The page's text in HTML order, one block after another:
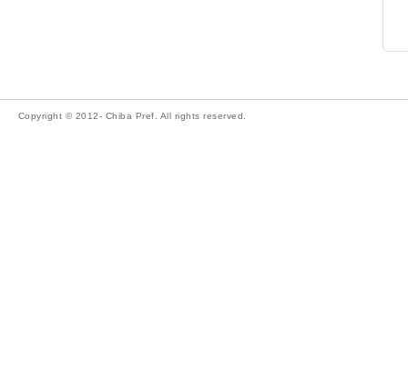
Copyright © 2012- Chiba Pref. All rights reserved.